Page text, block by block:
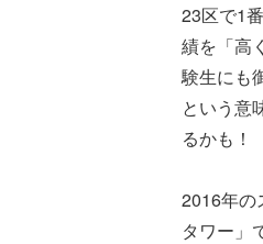
23区で1
績を「高
験生にも
という意
るかも！
2016年の
タワー」